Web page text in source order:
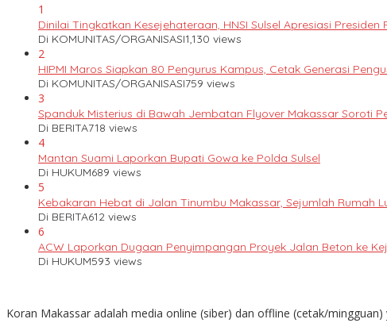
1
Dinilai Tingkatkan Kesejehateraan, HNSI Sulsel Apresiasi
Di KOMUNITAS/ORGANISASI1,130 views
2
HIPMI Maros Siapkan 80 Pengurus Kampus, Cetak Generasi
Di KOMUNITAS/ORGANISASI759 views
3
Spanduk Misterius di Bawah Jembatan Flyover Makassar Soroti
Di BERITA718 views
4
Mantan Suami Laporkan Bupati Gowa ke Polda Sulsel
Di HUKUM689 views
5
Kebakaran Hebat di Jalan Tinumbu Makassar, Sejumlah Rumah
Di BERITA612 views
6
ACW Laporkan Dugaan Penyimpangan Proyek Jalan Beton ke
Di HUKUM593 views
Koran Makassar adalah media online (siber) dan offline (cetak/